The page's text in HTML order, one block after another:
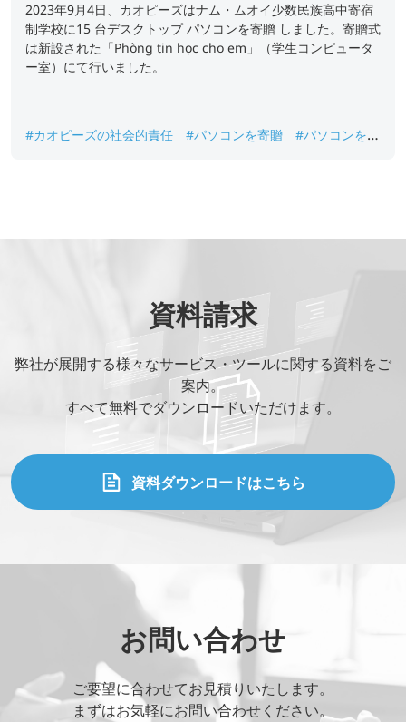
2023年9月4日、カオピーズはナム・ムオイ少数民族高中寄宿
制学校に15 台デスクトップ パソコンを寄贈 しました。寄贈式
は新設された「Phòng tin học cho em」（学生コンピュータ
ー室）にて行いました。
#カオピーズの社会的責任 #パソコンを寄贈
#パソコンを寄
資料請求
弊社が展開する様々なサービス・ツールに関する資料をご
案内。
すべて無料でダウンロードいただけます。
資料ダウンロードはこちら
お問い合わせ
ご要望に合わせてお見積りいたします。
まずはお気軽にお問い合わせください。